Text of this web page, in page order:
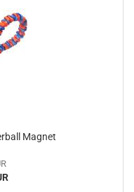
Magnet